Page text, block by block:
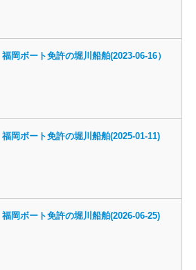
福岡ボート免許の堀川船舶(2023-06-16）
福岡ボート免許の堀川船舶(2025-01-11)
福岡ボート免許の堀川船舶(2026-06-25)